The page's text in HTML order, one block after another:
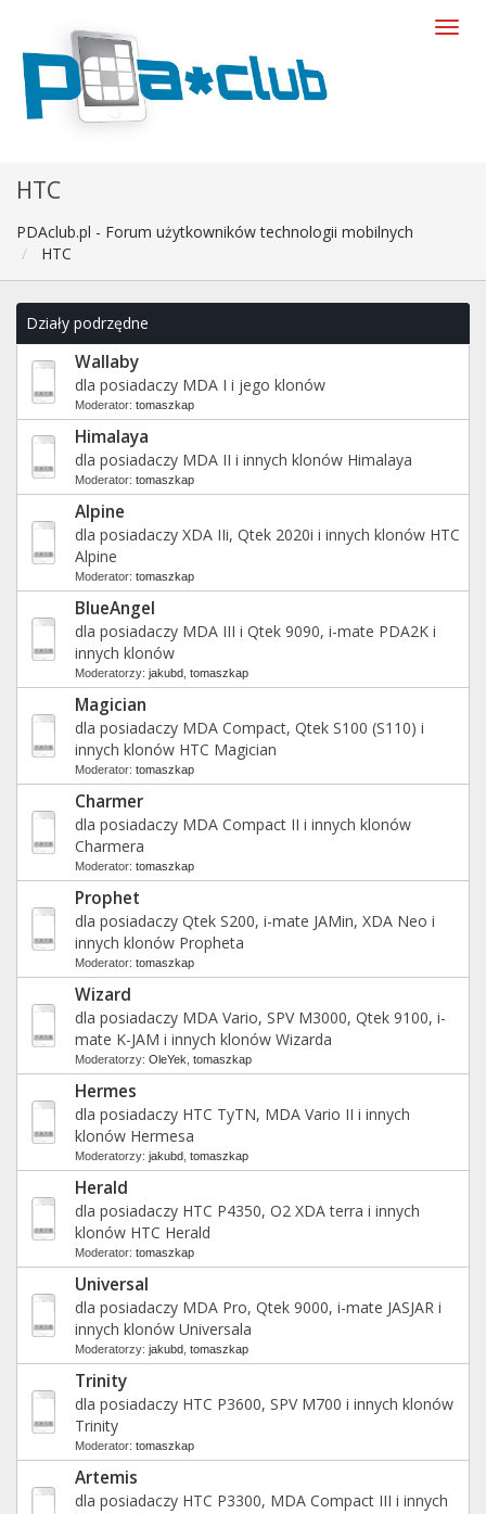
HTC
PDAclub.pl - Forum użytkowników technologii mobilnych
HTC
Działy podrzędne
Wallaby
dla posiadaczy MDA I i jego klonów
Moderator: tomaszkap
Himalaya
dla posiadaczy MDA II i innych klonów Himalaya
Moderator: tomaszkap
Alpine
dla posiadaczy XDA IIi, Qtek 2020i i innych klonów HTC
Alpine
Moderator: tomaszkap
BlueAngel
dla posiadaczy MDA III i Qtek 9090, i-mate PDA2K i
innych klonów
Moderatorzy: jakubd tomaszkap
Magician
dla posiadaczy MDA Compact, Qtek S100 (S110) i
innych klonów HTC Magician
Moderator: tomaszkap
Charmer
dla posiadaczy MDA Compact II i innych klonów
Charmera
Moderator: tomaszkap
Prophet
dla posiadaczy Qtek S200, i-mate JAMin, XDA Neo i
innych klonów Propheta
Moderator: tomaszkap
Wizard
dla posiadaczy MDA Vario, SPV M3000, Qtek 9100, i-
mate K-JAM i innych klonów Wizarda
Moderatorzy: OleYek tomaszkap
Hermes
dla posiadaczy HTC TyTN, MDA Vario II i innych
klonów Hermesa
Moderatorzy: jakubd tomaszkap
Herald
dla posiadaczy HTC P4350, O2 XDA terra i innych
klonów HTC Herald
Moderator: tomaszkap
Universal
dla posiadaczy MDA Pro, Qtek 9000, i-mate JASJAR i
innych klonów Universala
Moderatorzy: jakubd tomaszkap
Trinity
dla posiadaczy HTC P3600, SPV M700 i innych klonów
Trinity
Moderator: tomaszkap
Artemis
dla posiadaczy HTC P3300, MDA Compact III i innych